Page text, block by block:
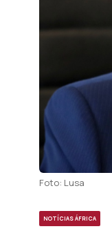
Foto: Lusa
NOTÍCIAS ÁFRICA